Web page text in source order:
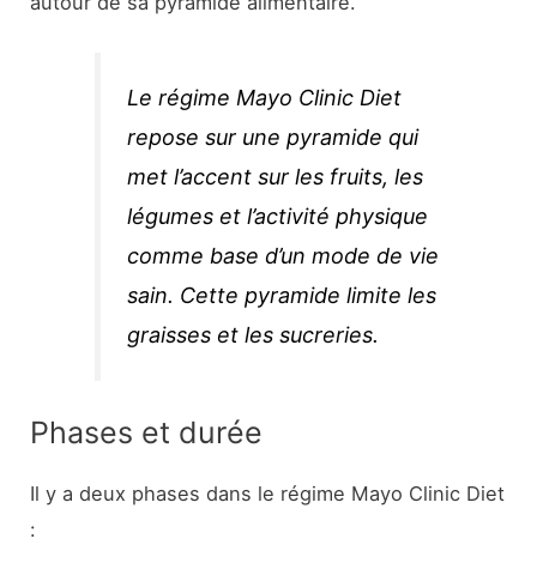
Le régime Mayo Clinic Diet
repose sur une pyramide qui
met l’accent sur les fruits, les
légumes et l’activité physique
comme base d’un mode de vie
sain. Cette pyramide limite les
graisses et les sucreries.
Phases et durée
Il y a deux phases dans le régime Mayo Clinic Diet
: